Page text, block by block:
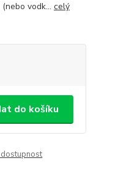
vodk... celý
do košíku